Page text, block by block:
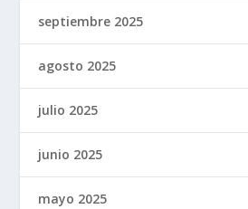
septiembre 2025
agosto 2025
julio 2025
junio 2025
mayo 2025